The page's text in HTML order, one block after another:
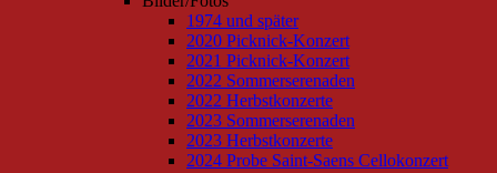
1974 und später
2020 Picknick-Konzert
2021 Picknick-Konzert
2022 Sommerserenaden
2022 Herbstkonzerte
2023 Sommerserenaden
2023 Herbstkonzerte
2024 Probe Saint-Saens Cellokonzert